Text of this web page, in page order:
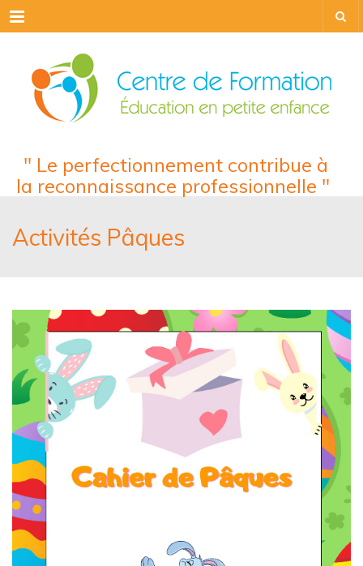
Menu
" Le perfectionnement contribue à
la reconnaissance professionnelle "
Activités Pâques